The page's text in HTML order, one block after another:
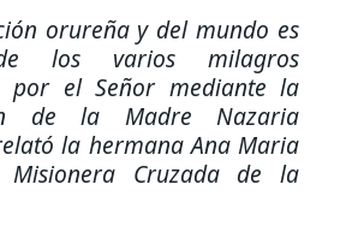
orureña y del mundo es
los varios milagros
por el Señor mediante la
de la Madre Nazaria
la hermana Ana Maria
Misionera Cruzada de la